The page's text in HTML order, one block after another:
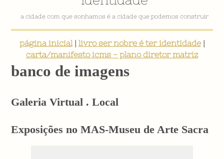
a cidade com que sonhamos é a cidade que podemos construir
página inicial| livro ser nobre é ter identidade|
carta/manifesto icms - plano diretor matriz
banco de imagens
Galeria Virtual . Local
Exposições no MAS-Museu de Arte Sacra